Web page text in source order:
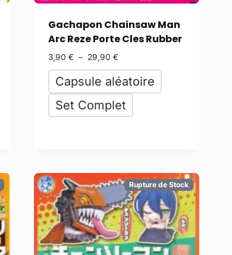
Gachapon Chainsaw Man
Arc Reze Porte Cles Rubber
3,90 € – 29,90 €
Capsule aléatoire
Set Complet
Rupture de Stock